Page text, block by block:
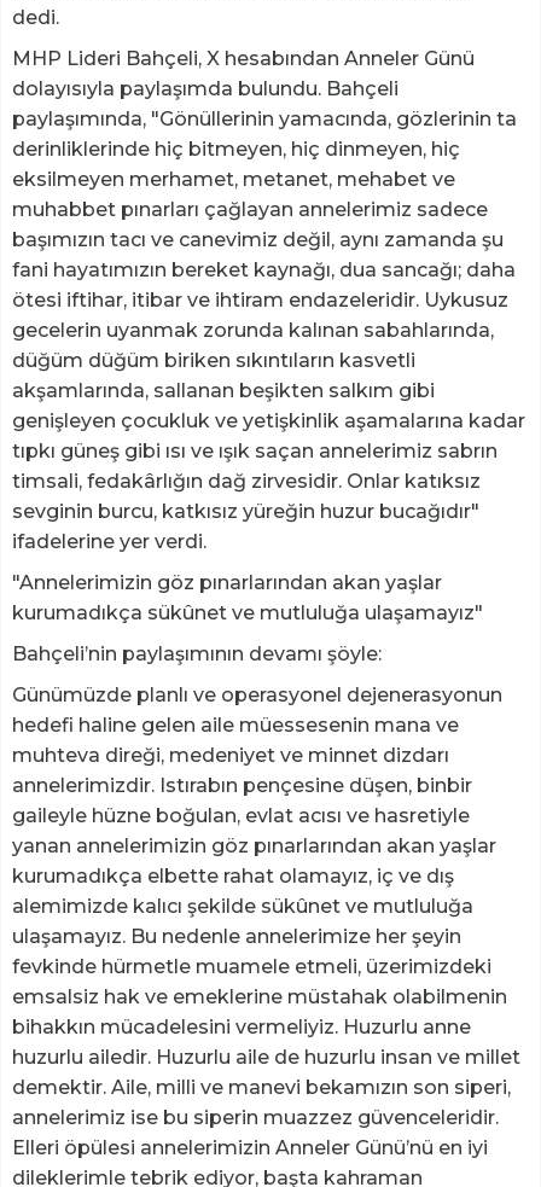
dedi.
MHP Lideri Bahçeli, X hesabından Anneler Günü
dolayısıyla paylaşımda bulundu. Bahçeli
paylaşımında, "Gönüllerinin yamacında, gözlerinin ta
derinliklerinde hiç bitmeyen, hiç dinmeyen, hiç
eksilmeyen merhamet, metanet, mehabet ve
muhabbet pınarları çağlayan annelerimiz sadece
başımızın tacı ve canevimiz değil, aynı zamanda şu
fani hayatımızın bereket kaynağı, dua sancağı; daha
ötesi iftihar, itibar ve ihtiram endazeleridir. Uykusuz
gecelerin uyanmak zorunda kalınan sabahlarında,
düğüm düğüm biriken sıkıntıların kasvetli
akşamlarında, sallanan beşikten salkım gibi
genişleyen çocukluk ve yetişkinlik aşamalarına kadar
tıpkı güneş gibi ısı ve ışık saçan annelerimiz sabrın
timsali, fedakârlığın dağ zirvesidir. Onlar katıksız
sevginin burcu, katkısız yüreğin huzur bucağıdır"
ifadelerine yer verdi.
"Annelerimizin göz pınarlarından akan yaşlar
kurumadıkça sükûnet ve mutluluğa ulaşamayız"
Bahçeli’nin paylaşımının devamı şöyle:
Günümüzde planlı ve operasyonel dejenerasyonun
hedefi haline gelen aile müessesenin mana ve
muhteva direği, medeniyet ve minnet dizdarı
annelerimizdir. Istırabın pençesine düşen, binbir
gaileyle hüzne boğulan, evlat acısı ve hasretiyle
yanan annelerimizin göz pınarlarından akan yaşlar
kurumadıkça elbette rahat olamayız, iç ve dış
alemimizde kalıcı şekilde sükûnet ve mutluluğa
ulaşamayız. Bu nedenle annelerimize her şeyin
fevkinde hürmetle muamele etmeli, üzerimizdeki
emsalsiz hak ve emeklerine müstahak olabilmenin
bihakkın mücadelesini vermeliyiz. Huzurlu anne
huzurlu ailedir. Huzurlu aile de huzurlu insan ve millet
demektir. Aile, milli ve manevi bekamızın son siperi,
annelerimiz ise bu siperin muazzez güvenceleridir.
Elleri öpülesi annelerimizin Anneler Günü’nü en iyi
dileklerimle tebrik ediyor, başta kahraman